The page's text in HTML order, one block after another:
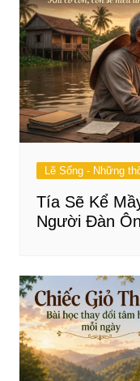
Lẽ Sống - Những
Tía Sẽ Kể
Người Đàn